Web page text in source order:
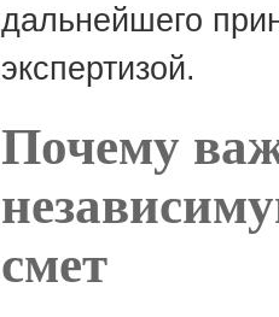
дальнейшего
экспертизой.
Почему
смет